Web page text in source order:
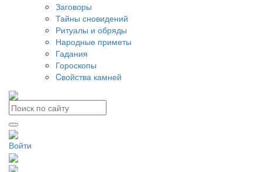
Заговоры
Тайны сновидений
Ритуалы и обряды
Народные приметы
Гадания
Гороскопы
Cвойства камней
Войти